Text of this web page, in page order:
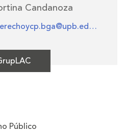
Candanoza
investigacionesderechoycp.bga@upb.edu.co
Público